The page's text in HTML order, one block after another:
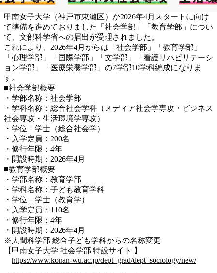
甲南女子大学（神戸市東灘区）が2026年4月スタートに向け
て準備を進めておりました「社会学部」「教育学部」につい
て、文部科学省への届出が受理されました。
これにより、2026年4月からは「社会学部」「教育学部」
「心理学部」「国際学部」「文学部」「看護リハビリテーシ
ョン学部」「医療栄養学部」の7学部10学科編成になりま
す。
■社会学部概要
・学部名称：社会学部
・学科名称：総合社会学科（メディア社会学専攻・ビジネス
社会専攻・生活環境学専攻）
・学位：学士（総合社会学）
・入学定員：200名
・修行年限：4年
・開設時期：2026年4月
■教育学部概要
・学部名称：教育学部
・学科名称：子ども教育学科
・学位：学士（教育学）
・入学定員：110名
・修行年限：4年
・開設時期：2026年4月
※人間科学部 総合子ども学科からの名称変更
【甲南女子大学 社会学部 特設サイト 】
https://www.konan-wu.ac.jp/dept_grad/dept_sociology/new/